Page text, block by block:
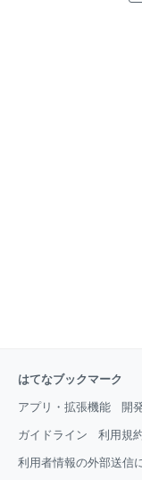
はてなブックマーク
アプリ・拡張機能 開
ガイドライン 利用規
利用者情報の外部送信